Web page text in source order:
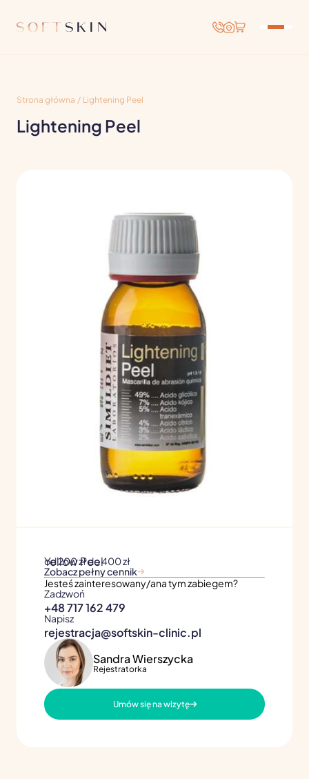
Strona główna / Lightening Peel
Lightening Peel
Yellow Peel
od 200 zł do 400 zł
Zobacz pełny cennik
Jesteś zainteresowany/ana tym zabiegem?
Zadzwoń
+48 717 162 479
Napisz
rejestracja@softskin-clinic.pl
Sandra Wierszycka
Rejestratorka
Umów się na wizytę